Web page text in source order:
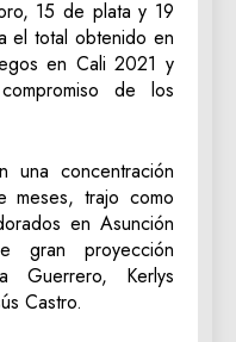
15 de plata y 19
el total obtenido en
en Cali 2021 y
de los
una concentración
meses, trajo como
en Asunción
gran proyección
Guerrero, Kerlys
Castro.